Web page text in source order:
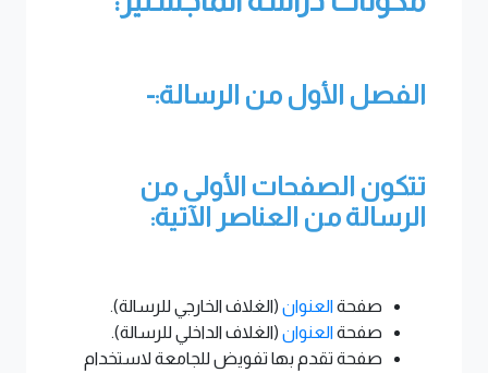
الفصل الأول من الرسالة:-
تتكون الصفحات الأولى من
الرسالة من العناصر الآتية:
صفحةالعنوان (الغلاف الخارجي للرسالة).
صفحةالعنوان (الغلاف الداخلي للرسالة).
صفحة تقدم بها تفويض للجامعة لاستخدام